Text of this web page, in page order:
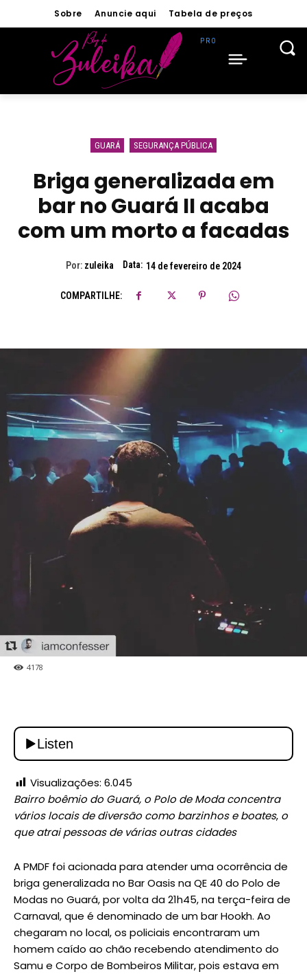
Sobre Anuncie aqui Tabela de preços
GUARÁ SEGURANÇA PÚBLICA
Briga generalizada em
bar no Guará II acaba
com um morto a facadas
Por: zuleika Data: 14 de fevereiro de 2024
COMPARTILHE:
4178
Visualizações: 6.045
Bairro boêmio do Guará, o Polo de Moda concentra
vários locais de diversão como barzinhos e boates, o
que atrai pessoas de várias outras cidades
A PMDF foi acionada para atender uma ocorrência de
briga generalizada no Bar Oasis na QE 40 do Polo de
Modas no Guará, por volta da 21h45, na terça-feira de
Carnaval, que é denominado de um bar Hookh. Ao
chegaram no local, os policiais encontraram um
homem caído ao chão recebendo atendimento do
Samu e Corpo de Bombeiros Militar, pois estava em